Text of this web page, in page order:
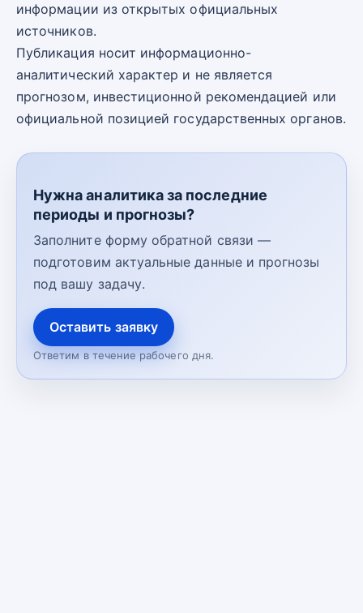
информации из открытых официальных
источников.
Публикация носит информационно-
аналитический характер и не является
прогнозом, инвестиционной рекомендацией или
официальной позицией государственных органов.
Нужна аналитика за последние
периоды и прогнозы?
Заполните форму обратной связи —
подготовим актуальные данные и прогнозы
под вашу задачу.
Оставить заявку
Ответим в течение рабочего дня.